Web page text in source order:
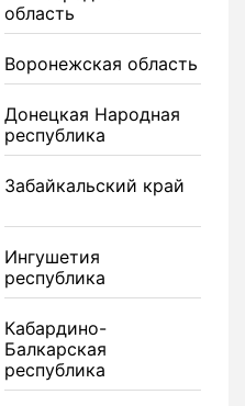
область
Воронежская область
Донецкая Народная
республика
Забайкальский край
Ингушетия
республика
Кабардино-
Балкарская
республика